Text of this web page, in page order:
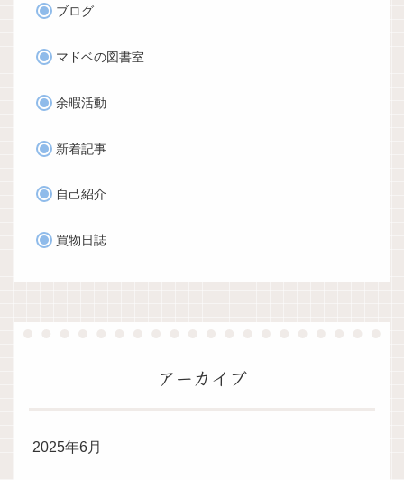
ブログ
マドベの図書室
余暇活動
新着記事
自己紹介
買物日誌
アーカイブ
2025年6月